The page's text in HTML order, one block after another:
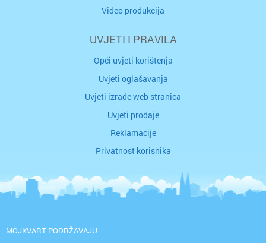
Video produkcija
UVJETI I PRAVILA
Opći uvjeti korištenja
Uvjeti oglašavanja
Uvjeti izrade web stranica
Uvjeti prodaje
Reklamacije
Privatnost korisnika
MOJKVART PODRŽAVAJU